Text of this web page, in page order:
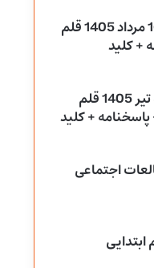
دانلود آزمون 16 مرداد 1405 قلم
+ کلید
دانلود آزمون 5 تیر 1405 قلم
اجتماعی